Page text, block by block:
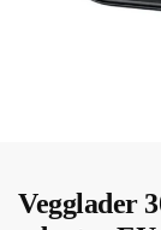
Vegglader